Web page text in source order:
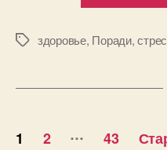
Позначки
здоровье, Поради,
Пагінація
1 2 … 43